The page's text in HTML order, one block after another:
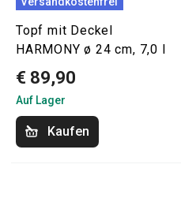
Topf mit Deckel
HARMONY ø 24 cm, 7,0 l
€ 89,90
Auf Lager
Kaufen